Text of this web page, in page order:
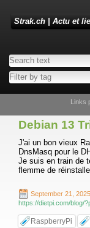
Strak.ch | Actu et
Links
Debian 13
J'ai un bon vieux
DnsMasq pour le
Je suis en train de
flemme de
September 21,
https://dietpi.com/blog/
RaspberryPi